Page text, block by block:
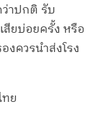
าปกติ รับ
สียบ่อยครั้ง หรือ
งควรนำส่งโรง
ย